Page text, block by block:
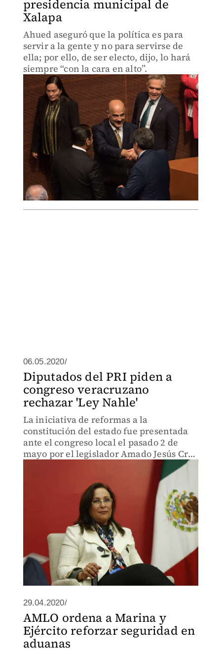
presidencia municipal de
Xalapa
Ahued aseguró que la política es para
servir a la gente y no para servirse de
ella; por ello, de ser electo, dijo, lo hará
siempre “con la cara en alto”.
06.05.2020/
Diputados del PRI piden a
congreso veracruzano
rechazar 'Ley Nahle'
La iniciativa de reformas a la
constitución del estado fue presentada
ante el congreso local el pasado 2 de
mayo por el legislador Amado Jesús Cruz
con “dedicatoria” a la secretaria de
Energía, Rocío Nahle, advirtieron
diputados priistas.
29.04.2020/
AMLO ordena a Marina y
Ejército reforzar seguridad en
aduanas